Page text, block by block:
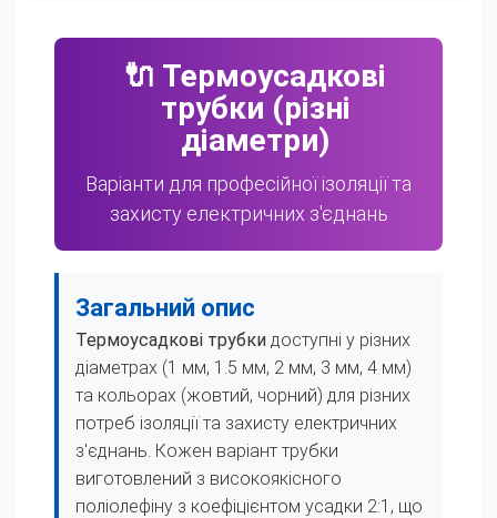
🔌 Термоусадкові
трубки (різні
діаметри)
Варіанти для професійної ізоляції та
захисту електричних з'єднань
Загальний опис
Термоусадкові трубки доступні у різних
діаметрах (1 мм, 1.5 мм, 2 мм, 3 мм, 4 мм)
та кольорах (жовтий, чорний) для різних
потреб ізоляції та захисту електричних
з'єднань. Кожен варіант трубки
виготовлений з високоякісного
поліолефіну з коефіцієнтом усадки 2:1, що